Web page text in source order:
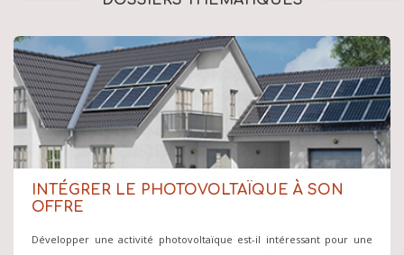
INTÉGRER LE PHOTOVOLTAÏQUE À SON
OFFRE
Développer une activité photovoltaïque est-il intéressant pour une